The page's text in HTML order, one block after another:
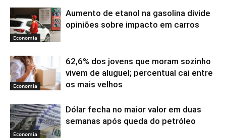
Economia
Aumento de etanol na gasolina divide
opiniões sobre impacto em carros
Economia
62,6% dos jovens que moram sozinho
vivem de aluguel; percentual cai entre
os mais velhos
Economia
Dólar fecha no maior valor em duas
semanas após queda do petróleo